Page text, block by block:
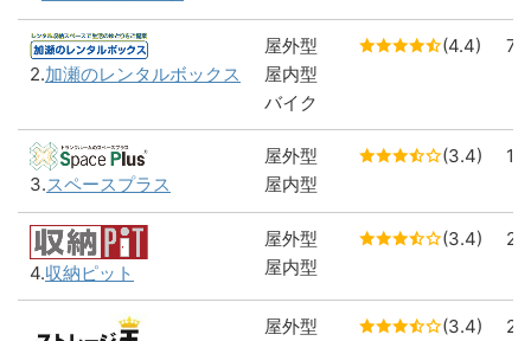
2.加瀬のレンタルボックス
屋外型
屋内型
バイク
(4.4) 7
3.スペースプラス
屋外型
屋内型
(3.4) 1
4.収納ピット
屋外型
屋内型
(3.4) 2
屋外型
(3.4) 2